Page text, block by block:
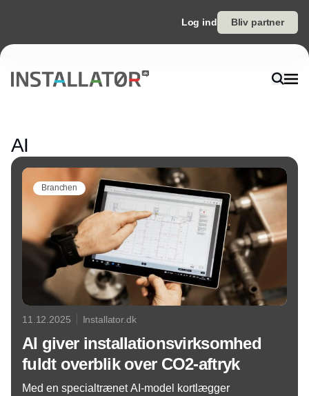
Log ind Bliv partner
AI
Branchen
11.12.2025 Installator.dk
AI giver installationsvirksomhed
fuldt overblik over CO2-aftryk
Med en specialtrænet AI-model kortlægger